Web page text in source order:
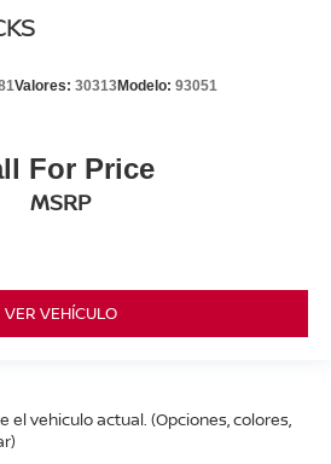
Valores: 30313Modelo: 93051
For Price
MSRP
VER VEHÍCULO
el vehiculo actual. (Opciones, colores,